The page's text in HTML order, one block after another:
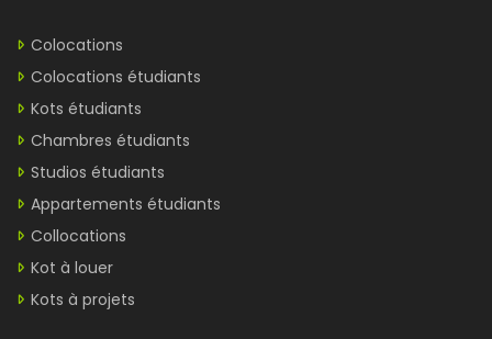
Colocations
Colocations étudiants
Kots étudiants
Chambres étudiants
Studios étudiants
Appartements étudiants
Collocations
Kot à louer
Kots à projets